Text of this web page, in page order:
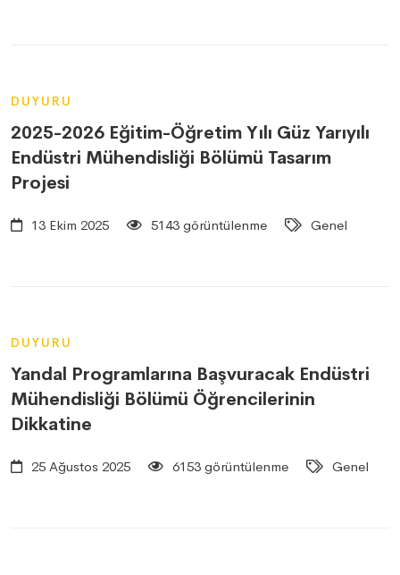
DUYURU
2025-2026 Eğitim-Öğretim Yılı Güz Yarıyılı
Endüstri Mühendisliği Bölümü Tasarım
Projesi
13 Ekim 2025 5143 görüntülenme Genel
DUYURU
Yandal Programlarına Başvuracak Endüstri
Mühendisliği Bölümü Öğrencilerinin
Dikkatine
25 Ağustos 2025 6153 görüntülenme Genel